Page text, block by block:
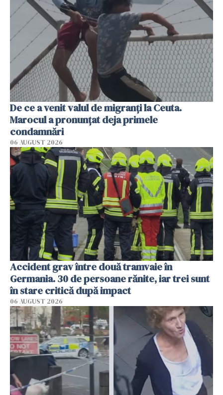
De ce a venit valul de migranți la Ceuta.
Marocul a pronunțat deja primele
condamnări
06 AUGUST 2026
Accident grav între două tramvaie în
Germania. 30 de persoane rănite, iar trei sunt
în stare critică după impact
06 AUGUST 2026